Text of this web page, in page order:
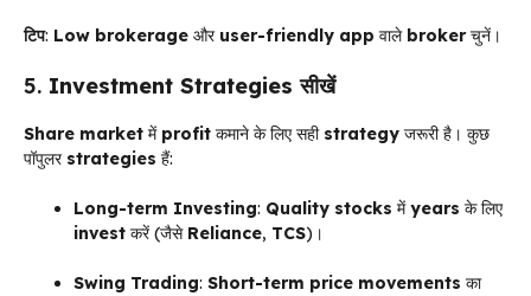
टिप: Low brokerage और user-friendly app वाले brokerचुनें।
5. Investment Strategies सीखें
Share market में profit कमाने के लिए सही strategy जरूरी है। कुछ
पॉपुलर strategies हैं:
Long-term Investing: Quality stocks मेंyears के लिए
invest करें (जैसे Reliance, TCS)।
Swing Trading: Short-term price movements का